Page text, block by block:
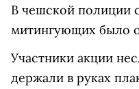
В чешской полиции
митингующих было
Участники акции
держали в руках